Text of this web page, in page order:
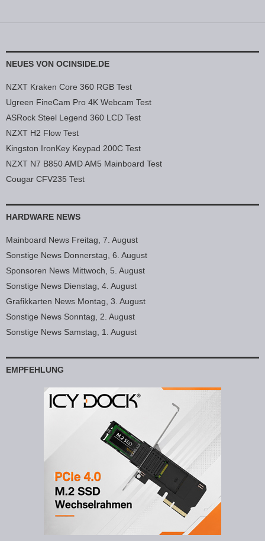
NEUES VON OCINSIDE.DE
NZXT Kraken Core 360 RGB Test
Ugreen FineCam Pro 4K Webcam Test
ASRock Steel Legend 360 LCD Test
NZXT H2 Flow Test
Kingston IronKey Keypad 200C Test
NZXT N7 B850 AMD AM5 Mainboard Test
Cougar CFV235 Test
HARDWARE NEWS
Mainboard News Freitag, 7. August
Sonstige News Donnerstag, 6. August
Sponsoren News Mittwoch, 5. August
Sonstige News Dienstag, 4. August
Grafikkarten News Montag, 3. August
Sonstige News Sonntag, 2. August
Sonstige News Samstag, 1. August
EMPFEHLUNG